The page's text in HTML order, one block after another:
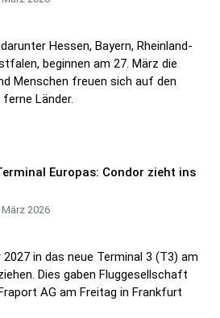
Hessen, Bayern, Rheinland-
beginnen am 27. März die
Menschen freuen sich auf den
ferne Länder.
Europas: Condor zieht ins
März 2026
in das neue Terminal 3 (T3) am
Dies gaben Fluggesellschaft
AG am Freitag in Frankfurt